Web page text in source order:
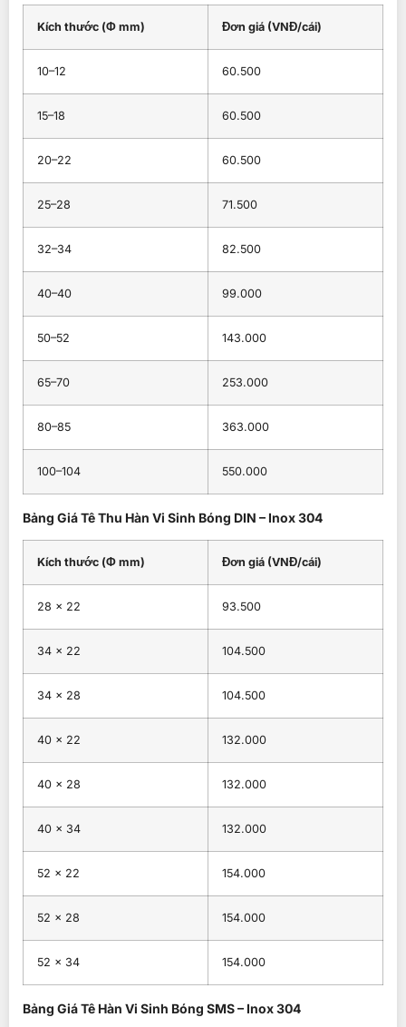
Kích thước (Φ mm) Đơn giá (VNĐ/cái)
10–12 60.500
15–18 60.500
20–22 60.500
25–28 71.500
32–34 82.500
40–40 99.000
50–52 143.000
65–70 253.000
80–85 363.000
100–104 550.000
Bảng Giá Tê Thu Hàn Vi Sinh Bóng DIN – Inox 304
Kích thước (Φ mm) Đơn giá (VNĐ/cái)
28 × 22 93.500
34 × 22 104.500
34 × 28 104.500
40 × 22 132.000
40 × 28 132.000
40 × 34 132.000
52 × 22 154.000
52 × 28 154.000
52 × 34 154.000
Bảng Giá Tê Hàn Vi Sinh Bóng SMS – Inox 304